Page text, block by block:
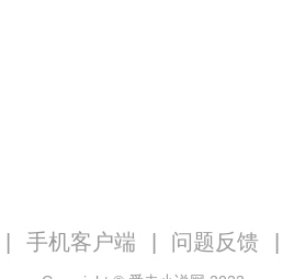
手机客户端 问题反馈